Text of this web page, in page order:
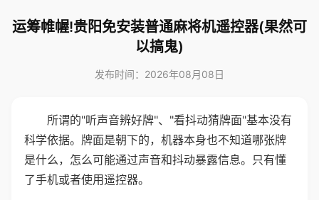
运筹帷幄!贵阳免安装普通麻将机遥控器(果然可
以搞鬼)
发布时间：2026年08月08日
所谓的"听声音辨好牌"、"看抖动猜牌面"基本没有
科学依据。牌面是朝下的，机器本身也不知道哪张牌
是什么，怎么可能通过声音和抖动暴露信息。只有懂
了手机或者使用遥控器。